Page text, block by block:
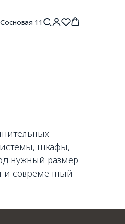
11
шкафы,
нужный размер
и современный